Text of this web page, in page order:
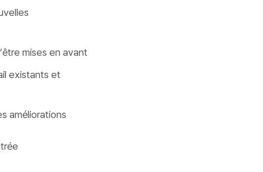
mises en avant
existants et
améliorations